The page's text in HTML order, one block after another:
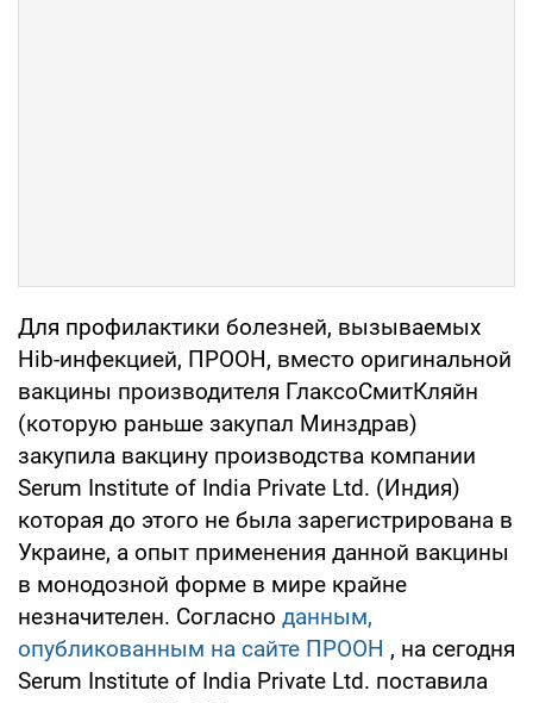
Для профилактики болезней, вызываемых
Hib-инфекцией, ПРООН, вместо оригинальной
вакцины производителя ГлаксоСмитКляйн
(которую раньше закупал Минздрав)
закупила вакцину производства компании
Serum Institute of India Private Ltd. (Индия)
которая до этого не была зарегистрирована в
Украине, а опыт применения данной вакцины
в монодозной форме в мире крайне
незначителен. Согласно данным,
опубликованным на сайте ПРООН , на сегодня
Serum Institute of India Private Ltd. поставила